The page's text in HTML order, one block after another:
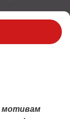
мотивам